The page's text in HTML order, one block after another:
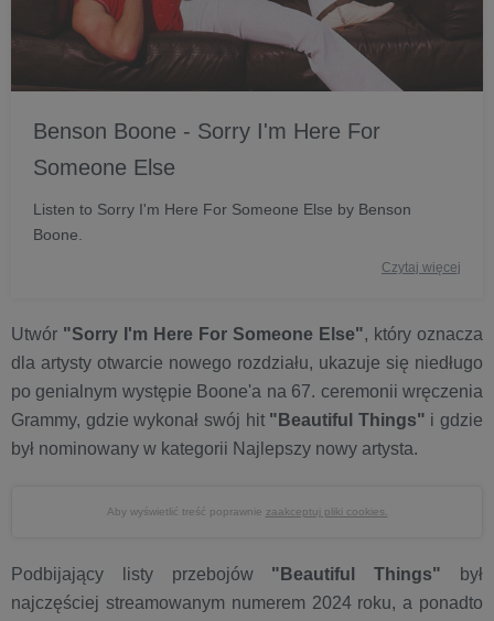
Benson Boone - Sorry I'm Here For
Someone Else
Listen to Sorry I'm Here For Someone Else by Benson
Boone.
Czytaj więcej
Utwór "Sorry I'm Here For Someone Else", który oznacza
dla artysty otwarcie nowego rozdziału, ukazuje się niedługo
po genialnym występie Boone'a na 67. ceremonii wręczenia
Grammy, gdzie wykonał swój hit "Beautiful Things" i gdzie
był nominowany w kategorii Najlepszy nowy artysta.
Aby wyświetlić treść poprawnie zaakceptuj pliki cookies.
Podbijający listy przebojów "Beautiful Things" był
najczęściej streamowanym numerem 2024 roku, a ponadto